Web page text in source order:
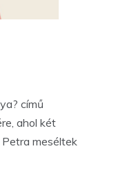
című
ahol két
meséltek